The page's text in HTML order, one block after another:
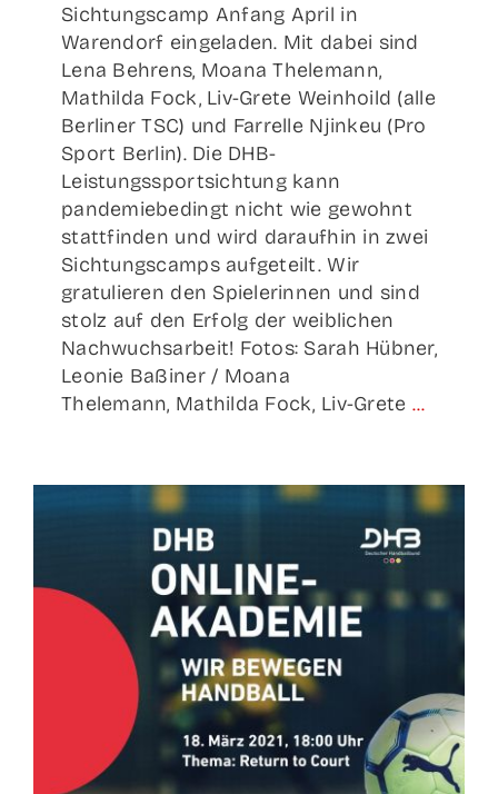
Sichtungscamp Anfang April in
Warendorf eingeladen. Mit dabei sind
Lena Behrens, Moana Thelemann,
Mathilda Fock, Liv-Grete Weinhoild (alle
Berliner TSC) und Farrelle Njinkeu (Pro
Sport Berlin). Die DHB-
Leistungssportsichtung kann
pandemiebedingt nicht wie gewohnt
stattfinden und wird daraufhin in zwei
Sichtungscamps aufgeteilt. Wir
gratulieren den Spielerinnen und sind
stolz auf den Erfolg der weiblichen
Nachwuchsarbeit! Fotos: Sarah Hübner,
Leonie Baßiner / Moana
Thelemann, Mathilda Fock, Liv-Grete ...